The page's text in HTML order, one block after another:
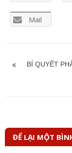
Mail
hướng
BÍ QUYẾT
ĐỂ LẠI MỘT